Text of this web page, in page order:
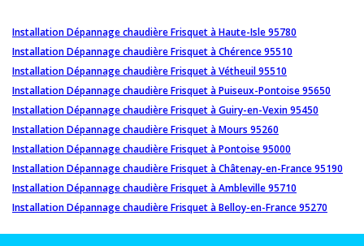
Installation Dépannage chaudière Frisquet à Haute-Isle 95780
Installation Dépannage chaudière Frisquet à Chérence 95510
Installation Dépannage chaudière Frisquet à Vétheuil 95510
Installation Dépannage chaudière Frisquet à Puiseux-Pontoise 95650
Installation Dépannage chaudière Frisquet à Guiry-en-Vexin 95450
Installation Dépannage chaudière Frisquet à Mours 95260
Installation Dépannage chaudière Frisquet à Pontoise 95000
Installation Dépannage chaudière Frisquet à Châtenay-en-France 95190
Installation Dépannage chaudière Frisquet à Ambleville 95710
Installation Dépannage chaudière Frisquet à Belloy-en-France 95270